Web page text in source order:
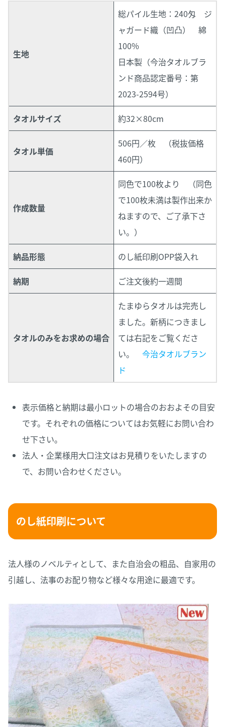
生地
総パイル生地：240匁 ジ
ャガード織（凹凸） 綿
100%
日本製（今治タオルブラ
ンド商品認定番号：第
2023-2594号）
タオルサイズ 約32×80cm
タオル単価
506円／枚 （税抜価格
460円）
作成数量
同色で100枚より
（同色
で100枚未満は製作出来か
ねますので、ご了承下さ
い。）
納品形態 のし紙印刷OPP袋入れ
納期 ご注文後約一週間
タオルのみをお求めの場合
たまゆらタオルは完売し
ました。新柄につきまし
ては右記をご覧くださ
い。 今治タオルブラン
ド
表示価格と納期は最小ロットの場合のおおよその目安
です。それぞれの価格についてはお気軽にお問い合わ
せ下さい。
法人・企業様用大口注文はお見積りをいたしますの
で、お問い合わせください。
のし紙印刷について
法人様のノベルティとして、また自治会の粗品、自家用の
引越し、法事のお配り物など様々な用途に最適です。